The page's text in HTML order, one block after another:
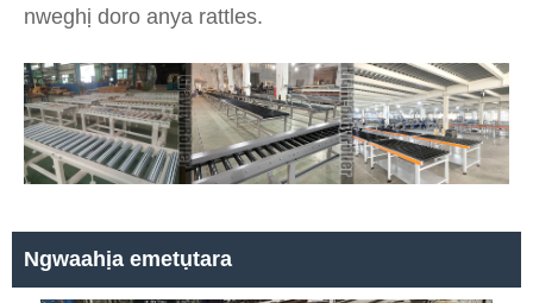
nweghị doro anya rattles.
Ngwaahịa emetụtara